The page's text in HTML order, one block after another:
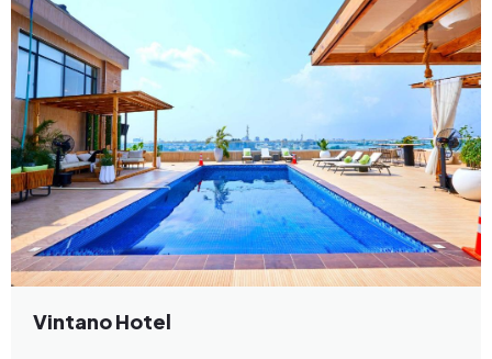
Vintano Hotel